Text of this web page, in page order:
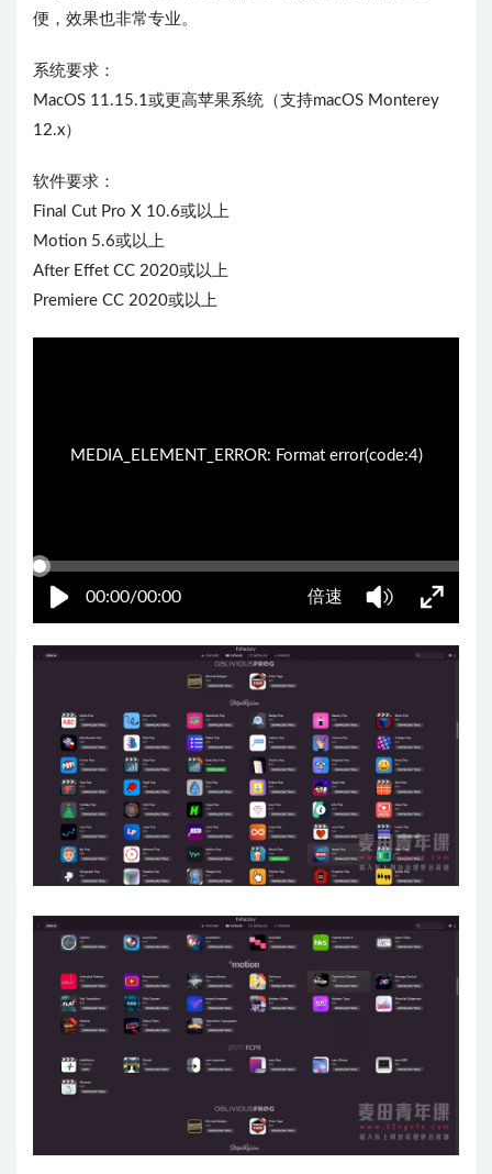
便，效果也非常专业。
系统要求：
MacOS 11.15.1或更高苹果系统（支持macOS Monterey
12.x）
软件要求：
Final Cut Pro X 10.6或以上
Motion 5.6或以上
After Effet CC 2020或以上
Premiere CC 2020或以上
00:00/00:00 倍速
MEDIA_ELEMENT_ERROR: Format error(code:4)